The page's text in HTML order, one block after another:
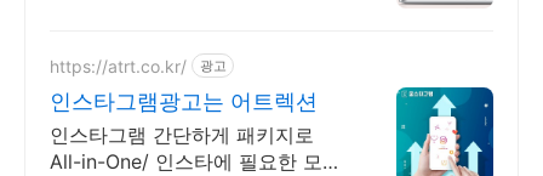
https://atrt.co.kr/ 광고
인스타그램광고는 어트렉션
인스타그램 간단하게 패키지로
All-in-One/ 인스타에 필요한 모든